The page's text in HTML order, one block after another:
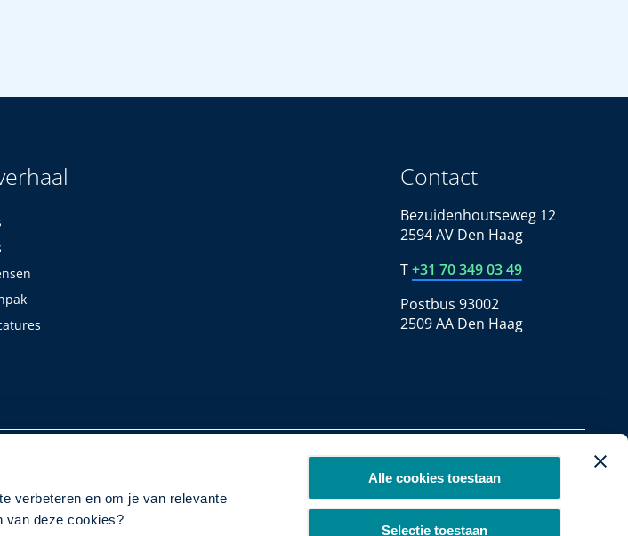
verbeteren en om je van relevante
van deze cookies?
Alle cookies toestaan
Selectie toestaan
Contact
Bezuidenhoutseweg 12
2594 AV Den Haag
T+31 70 349 03 49
Postbus 93002
2509 AA Den Haag
Copyright 2026